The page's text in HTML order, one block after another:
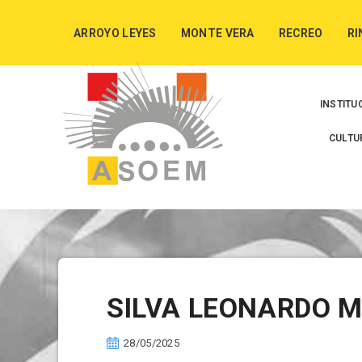
ARROYO LEYES MONTE VERA RECREO
SILVA LEONARDO
28/05/2025